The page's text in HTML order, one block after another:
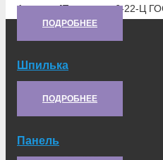
Артикул:[Проходник 6-22-Ц
ПОДРОБНЕЕ
Шпилька
Артикул:21.10.344
ПОДРОБНЕЕ
Панель